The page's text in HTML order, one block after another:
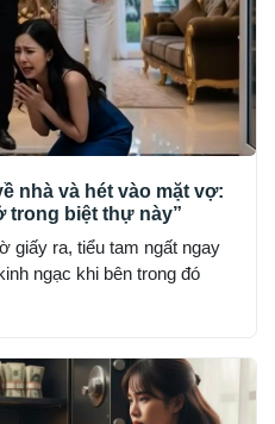
nhà và hét vào mặt vợ:
trong biệt thự này”
giấy ra, tiểu tam ngất ngay
ngạc khi bên trong đó